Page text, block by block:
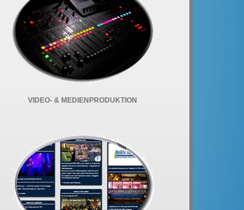
VIDEO- & MEDIENPRODUKTION